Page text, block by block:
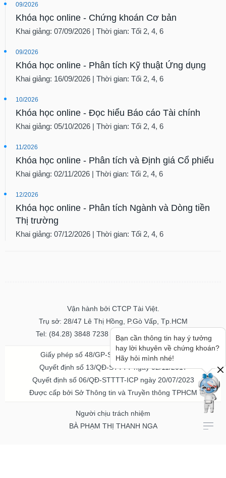
09/2026
Khóa học online - Chứng khoán Cơ bản
Khai giảng: 07/09/2026 | Thời gian: Tối 2, 4, 6
09/2026
Khóa học online - Phân tích Kỹ thuật Ứng dụng
Khai giảng: 16/09/2026 | Thời gian: Tối 2, 4, 6
10/2026
Khóa học online - Đọc hiểu Báo cáo Tài chính
Khai giảng: 05/10/2026 | Thời gian: Tối 2, 4, 6
11/2026
Khóa học online - Phân tích và Định giá Cổ phiếu
Khai giảng: 02/11/2026 | Thời gian: Tối 2, 4, 6
12/2026
Khóa học online - Phân tích Ngành và Dòng tiền
Thị trường
Khai giảng: 07/12/2026 | Thời gian: Tối 2, 4, 6
Vận hành bởi CTCP Tài Việt.
Trụ sở: 28/47 Lê Thị Hồng, P.Gò Vấp, Tp.HCM
Tel: (84.28) 3848 7238 - Fax: (84.28) 3848 7237
Giấy phép số 48/GP-STTTT ngày 04/11/2016
Quyết định số 13/QĐ-STTTT ngày 02/11/2017
Quyết định số 06/QĐ-STTTT-ICP ngày 20/07/2023
Được cấp bởi Sở Thông tin và Truyền thông TPHCM
Người chịu trách nhiệm
BÀ PHẠM THỊ THANH NGA
Bạn cần thông tin hay ý tưởng
hay lời khuyên về chứng khoán?
Hãy hỏi mình nhé!